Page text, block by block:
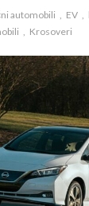
automobili EV
Krosoveri